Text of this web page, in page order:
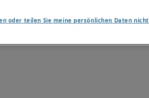
oder teilen Sie meine persönlichen Daten nicht